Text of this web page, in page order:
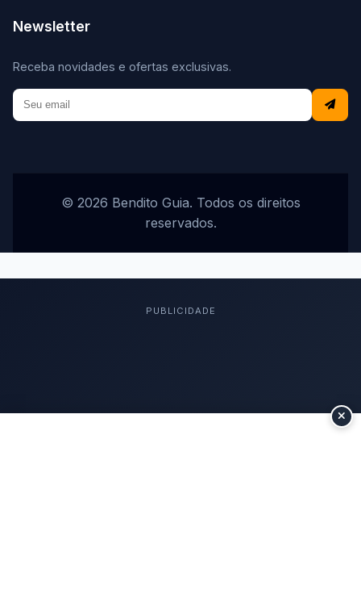
Newsletter
Receba novidades e ofertas exclusivas.
© 2026 Bendito Guia. Todos os direitos
reservados.